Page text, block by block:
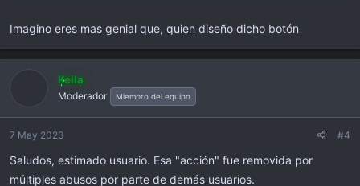
Imagino eres mas genial que, quien diseño dicho botón
Keila
Moderador Miembro del equipo
7 May 2023 #4
Saludos, estimado usuario. Esa "acción" fue removida por
múltiples abusos por parte de demás usuarios.